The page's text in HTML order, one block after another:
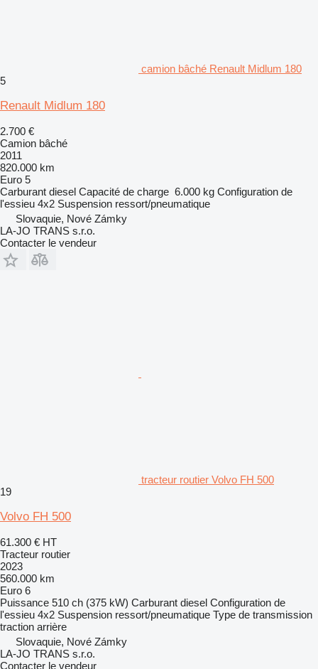
camion bâché Renault Midlum 180
5
Renault Midlum 180
2.700 €
Camion bâché
2011
820.000 km
Euro 5
Carburant diesel Capacité de charge 6.000 kg Configuration de
l'essieu 4x2 Suspension ressort/pneumatique
Slovaquie, Nové Zámky
LA-JO TRANS s.r.o.
Contacter le vendeur
tracteur routier Volvo FH 500
19
Volvo FH 500
61.300 € HT
Tracteur routier
2023
560.000 km
Euro 6
Puissance 510 ch (375 kW) Carburant diesel Configuration de
l'essieu 4x2 Suspension ressort/pneumatique Type de transmission
traction arrière
Slovaquie, Nové Zámky
LA-JO TRANS s.r.o.
Contacter le vendeur